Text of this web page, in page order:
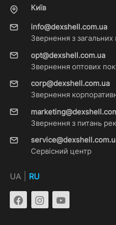
Київ
info@dexshell.com.ua
Звернення з загальних
opt@dexshell.com.ua
Звернення оптових
corp@dexshell.com.ua
Звернення
Звернення з питань
Сервісний центр
UA RU